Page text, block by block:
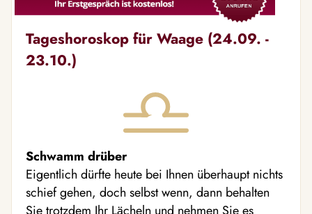
Tageshoroskop für Waage (24.09. -
23.10.)
Schwamm drüber
Eigentlich dürfte heute bei Ihnen überhaupt nichts
schief gehen, doch selbst wenn, dann behalten
Sie trotzdem Ihr Lächeln und nehmen Sie es